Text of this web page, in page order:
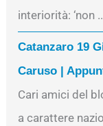
interiorità: ‘non
Catanzaro 19
Caruso |
Cari amici del
a carattere